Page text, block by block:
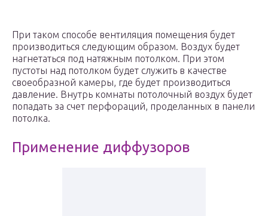
При таком способе вентиляция помещения будет
производиться следующим образом. Воздух будет
нагнетаться под натяжным потолком. При этом
пустоты над потолком будет служить в качестве
своеобразной камеры, где будет производиться
давление. Внутрь комнаты потолочный воздух будет
попадать за счет перфораций, проделанных в панели
потолка.
Применение диффузоров